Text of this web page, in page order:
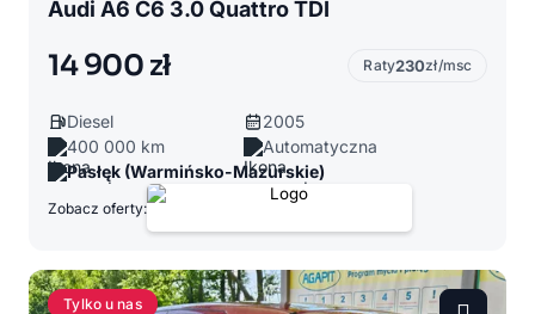
Audi A6 C6 3.0 Quattro TDI
14 900 zł Raty230zł/msc
Diesel
2005
400 000 km
Automatyczna
Pasłęk (Warmińsko-Mazurskie)
Zobacz oferty:
Tylko u nas